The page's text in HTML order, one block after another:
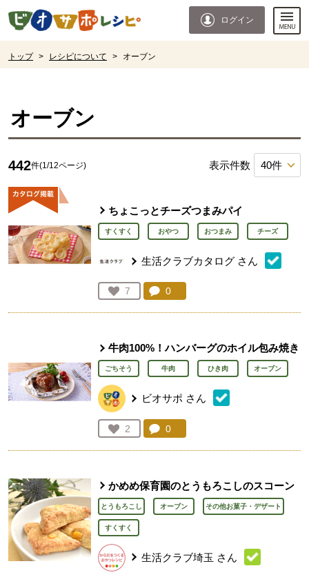
ページの先頭です。
ログイン
トップ > レシピについて > オーブン
オーブン
442件(1/12ページ) 表示件数
ちょこっとチーズつまみパイ
すくすく おやつ おつまみ チーズ
生活クラブカタログ さん
お気に入り登録：
7
人が登録
コメント：
0
牛肉100%！ハンバーグのホイル包み焼き
ごちそう 牛肉 ひき肉 オーブン
ビオサポ さん
お気に入り登録：
2
人が登録
コメント：
0
かめめ保育園のとうもろこしのスコーン
とうもろこし オーブン その他お菓子・デザート
すくすく
生活クラブ埼玉 さん